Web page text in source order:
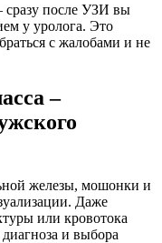
сразу после УЗИ вы
у уролога. Это
с жалобами и не
–
железы, мошонки и
Даже
или кровотока
и выбора